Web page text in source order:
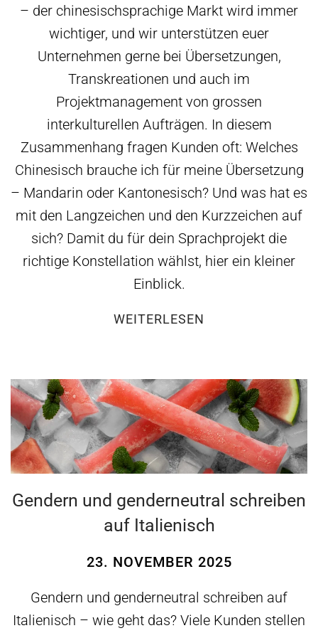
– der chinesischsprachige Markt wird immer
wichtiger, und wir unterstützen euer
Unternehmen gerne bei Übersetzungen,
Transkreationen und auch im
Projektmanagement von grossen
interkulturellen Aufträgen. In diesem
Zusammenhang fragen Kunden oft: Welches
Chinesisch brauche ich für meine Übersetzung
– Mandarin oder Kantonesisch? Und was hat es
mit den Langzeichen und den Kurzzeichen auf
sich? Damit du für dein Sprachprojekt die
richtige Konstellation wählst, hier ein kleiner
Einblick.
WEITERLESEN
Gendern und genderneutral schreiben
auf Italienisch
23. NOVEMBER 2025
Gendern und genderneutral schreiben auf
Italienisch – wie geht das? Viele Kunden stellen